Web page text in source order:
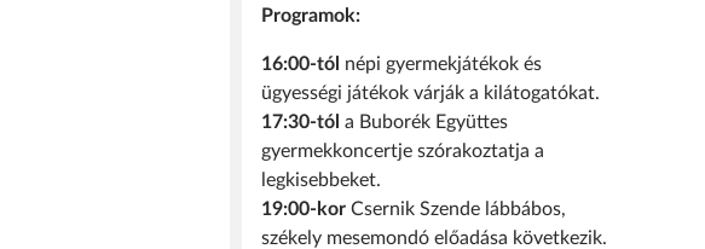
Programok:
16:00-tól népi gyermekjátékok és
ügyességi játékok várják a kilátogatókat.
17:30-tól a Buborék Együttes
gyermekkoncertje szórakoztatja a
legkisebbeket.
19:00-kor Csernik Szende lábbábos,
székely mesemondó előadása következik.